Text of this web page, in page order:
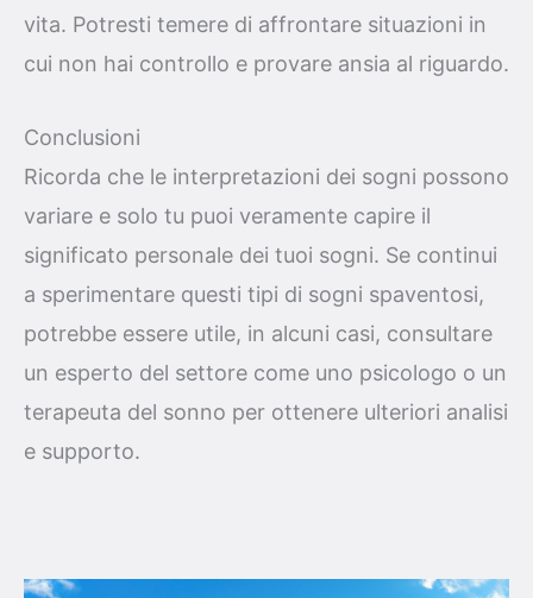
vita. Potresti temere di affrontare situazioni in
cui non hai controllo e provare ansia al riguardo.
Conclusioni
Ricorda che le interpretazioni dei sogni possono
variare e solo tu puoi veramente capire il
significato personale dei tuoi sogni. Se continui
a sperimentare questi tipi di sogni spaventosi,
potrebbe essere utile, in alcuni casi, consultare
un esperto del settore come uno psicologo o un
terapeuta del sonno per ottenere ulteriori analisi
e supporto.